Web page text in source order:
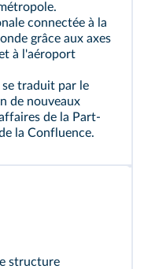
connectée à la
grâce aux axes
à l'aéroport
se traduit par le
de nouveaux
de la Part-
la Confluence.
structure